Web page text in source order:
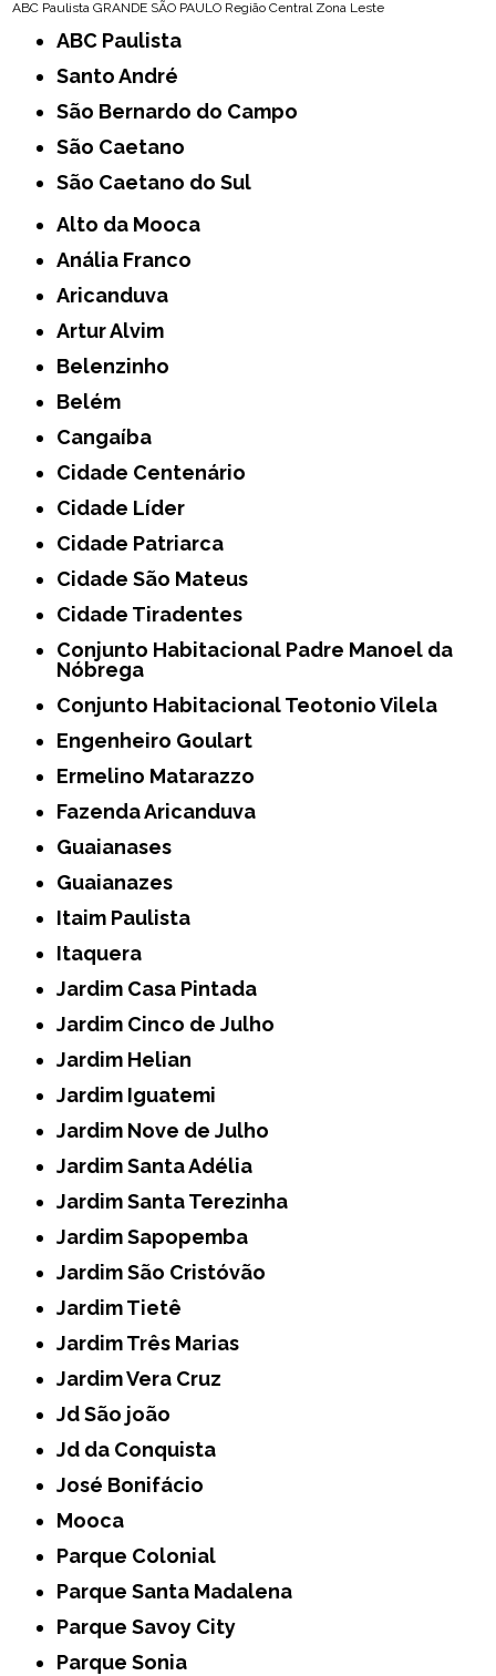
ABC Paulista GRANDE SÃO PAULO Região Central Zona Leste
ABC Paulista
Santo André
São Bernardo do Campo
São Caetano
São Caetano do Sul
Alto da Mooca
Anália Franco
Aricanduva
Artur Alvim
Belenzinho
Belém
Cangaíba
Cidade Centenário
Cidade Líder
Cidade Patriarca
Cidade São Mateus
Cidade Tiradentes
Conjunto Habitacional Padre Manoel da
Nóbrega
Conjunto Habitacional Teotonio Vilela
Engenheiro Goulart
Ermelino Matarazzo
Fazenda Aricanduva
Guaianases
Guaianazes
Itaim Paulista
Itaquera
Jardim Casa Pintada
Jardim Cinco de Julho
Jardim Helian
Jardim Iguatemi
Jardim Nove de Julho
Jardim Santa Adélia
Jardim Santa Terezinha
Jardim Sapopemba
Jardim São Cristóvão
Jardim Tietê
Jardim Três Marias
Jardim Vera Cruz
Jd São joão
Jd da Conquista
José Bonifácio
Mooca
Parque Colonial
Parque Santa Madalena
Parque Savoy City
Parque Sonia